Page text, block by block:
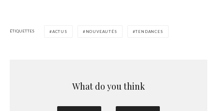
ÉTIQUETTES ACTUS NOUVEAUTÉS TENDANCES
What do you think